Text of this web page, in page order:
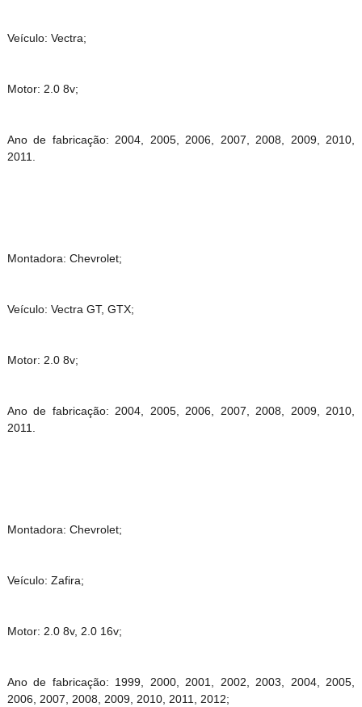
Veículo: Vectra;
Motor: 2.0 8v;
Ano de fabricação: 2004, 2005, 2006, 2007, 2008, 2009, 2010,
2011.
Montadora: Chevrolet;
Veículo: Vectra GT, GTX;
Motor: 2.0 8v;
Ano de fabricação: 2004, 2005, 2006, 2007, 2008, 2009, 2010,
2011.
Montadora: Chevrolet;
Veículo: Zafira;
Motor: 2.0 8v, 2.0 16v;
Ano de fabricação: 1999, 2000, 2001, 2002, 2003, 2004, 2005,
2006, 2007, 2008, 2009, 2010, 2011, 2012;